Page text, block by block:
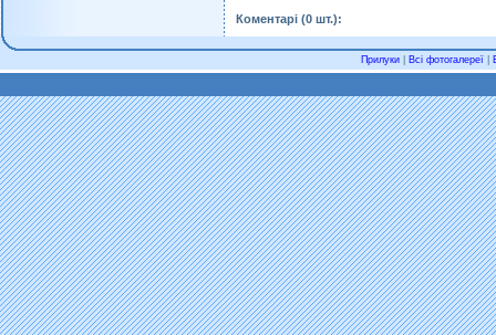
Коментарі (0 шт.):
Прилуки| Всі фотогалереї|